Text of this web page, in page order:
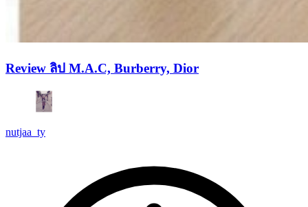
Review ลิป M.A.C, Burberry, Dior
nutjaa_ty